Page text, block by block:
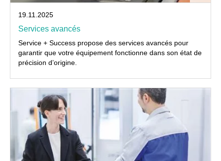
19.11.2025
Services avancés
Service + Success propose des services avancés pour
garantir que votre équipement fonctionne dans son état de
précision d’origine.